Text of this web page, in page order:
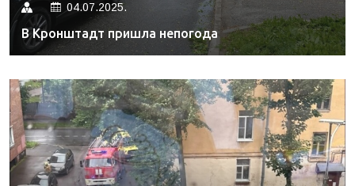
04.07.2025.
В Кронштадт пришла непогода